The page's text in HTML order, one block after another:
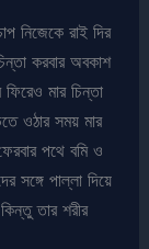
নিজেকে রাই দির
করবার অবকাশ
মার চিন্তা
ওঠার সময় মার
পথে বমি ও
সঙ্গে পাল্লা দিয়ে
তার শরীর